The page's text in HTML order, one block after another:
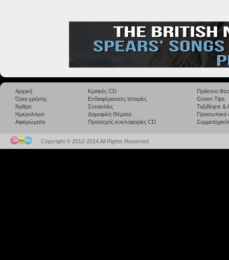
Αρχική
Όροι χρήσης
Άρθρα
Ημερολόγιο
Αφιερώματα
Κριτικές CD
Ενδιαφέρουσες Ιστορίες
Συναυλίες
Δημοφιλή Θέματα
Προσεχείς κυκλοφορίες CD
Πράσινα
Green Tips
Taξιδέψτε
Προσωπικά
Copyright © 2012-2014 All Rights Reserved